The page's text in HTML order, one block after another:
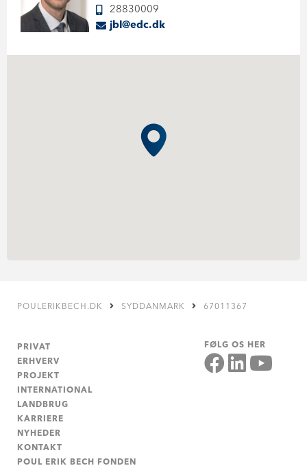
28830009
jbl@edc.dk
POULERIKBECH.DK SYDDANMARK 67011367
PRIVAT
ERHVERV
PROJEKT
INTERNATIONAL
LANDBRUG
KARRIERE
NYHEDER
KONTAKT
POUL ERIK BECH FONDEN
FØLG OS HER